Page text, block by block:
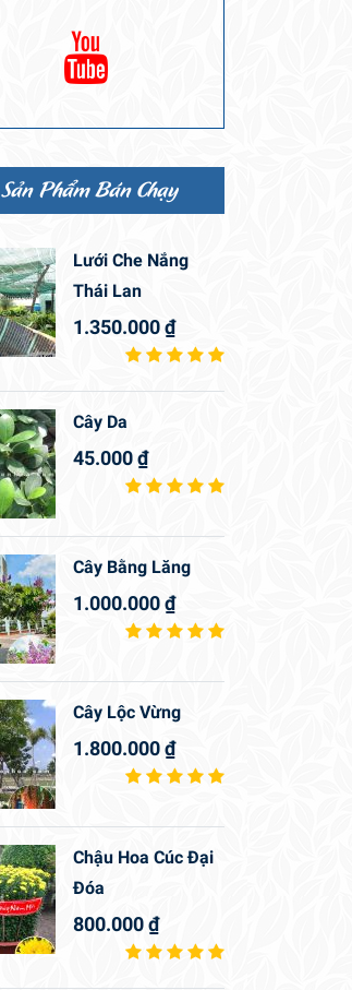
Sản Phẩm Bán Chạy
Lưới Che Nắng
Thái Lan
1.350.000₫
Cây Da
45.000₫
Cây Bằng Lăng
1.000.000₫
Cây Lộc Vừng
1.800.000₫
Chậu Hoa Cúc Đại
Đóa
800.000₫